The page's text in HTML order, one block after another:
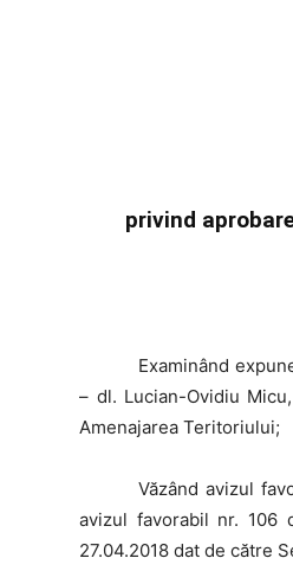
privind
Examinând
– dl. Lucian-Ovidiu
Amenajarea Teritoriului;
Văzând avizul
avizul favorabil nr. 106
27.04.2018 dat de către